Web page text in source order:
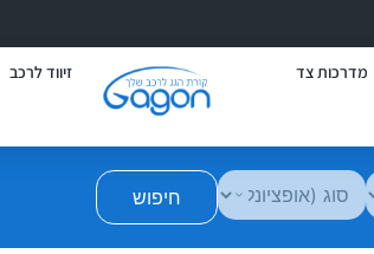
מדרכות צד זיווד לרכב
חיפוש